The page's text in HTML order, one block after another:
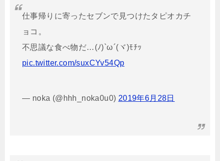
仕事帰りに寄ったセブンで見つけたタピオカチ
ョコ。
不思議な食べ物だ…(ﾉ)`ω´(ヾ)ﾓﾁｯ
pic.twitter.com/suxCYv54Qp
— noka (@hhh_noka0u0) 2019年6月28日